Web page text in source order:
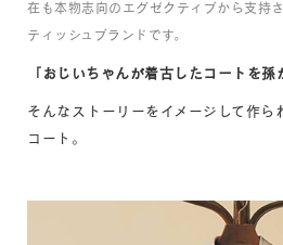
在も本物志向のエグゼクティブから支持
ティッシュブランドです。
「おじいちゃんが着古したコートを孫
そんなストーリーをイメージして作ら
コート。